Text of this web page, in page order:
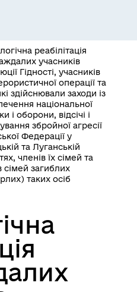
реабілітація
учасників
Гідності, учасників
операції та
здійснювали заходи із
національної
і оборони, відсічі і
збройної агресії
Федерації у
та Луганській
членів їх сімей та
сімей загиблих
таких осіб